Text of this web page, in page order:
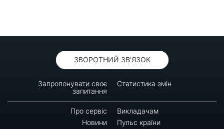
ЗВОРОТНИЙ ЗВ'ЯЗОК
Запропонувати своє
запитання
Статистика змін
Про сервіс
Викладачам
Новини
Пульс країни